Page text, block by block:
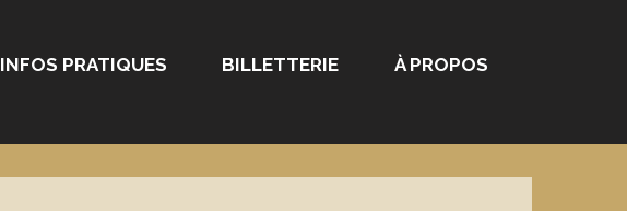
INFOS PRATIQUES BILLETTERIE À PROPOS